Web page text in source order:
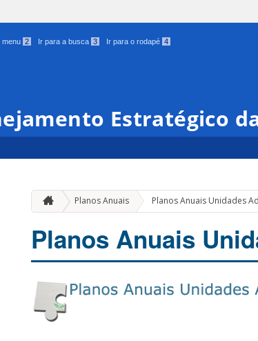
menu 2 Ir para a busca 3 Ir para o rodapé 4
Estratégico da
Planos Anuais Planos Anuais Unidades
Planos Anuais